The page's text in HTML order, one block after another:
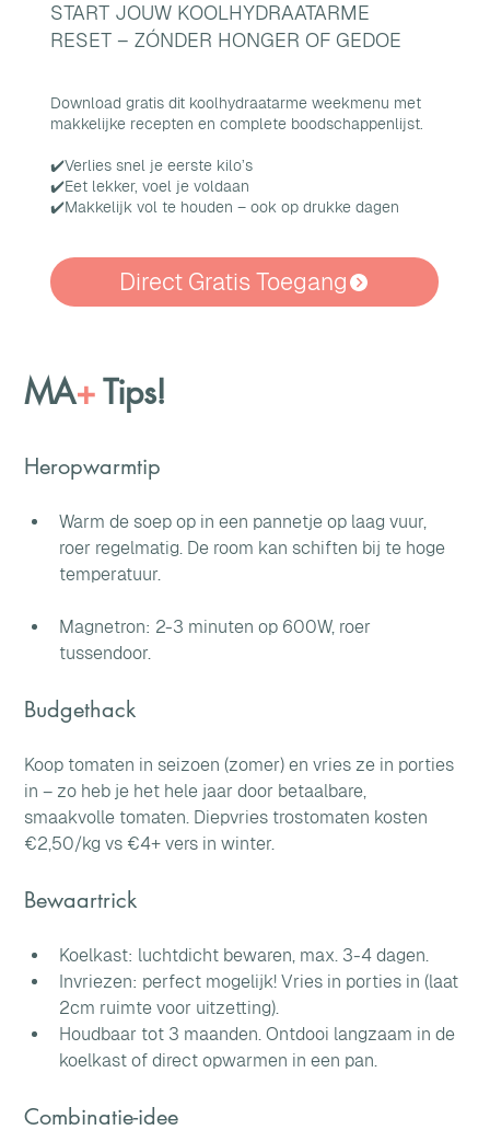
START JOUW KOOLHYDRAATARME
RESET – ZÓNDER HONGER OF GEDOE
Download gratis dit koolhydraatarme weekmenu met
makkelijke recepten en complete boodschappenlijst.
✔️Verlies snel je eerste kilo’s
✔️Eet lekker, voel je voldaan
✔️Makkelijk vol te houden – ook op drukke dagen
Direct Gratis Toegang
MA+Tips!
Heropwarmtip
Warm de soep op in een pannetje op laag vuur,
roer regelmatig. De room kan schiften bij te hoge
temperatuur.
Magnetron: 2-3 minuten op 600W, roer
tussendoor.
Budgethack
Koop tomaten in seizoen (zomer) en vries ze in porties
in – zo heb je het hele jaar door betaalbare,
smaakvolle tomaten. Diepvries trostomaten kosten
€2,50/kg vs €4+ vers in winter.
Bewaartrick
Koelkast: luchtdicht bewaren, max. 3-4 dagen.
Invriezen: perfect mogelijk! Vries in porties in (laat
2cm ruimte voor uitzetting).
Houdbaar tot 3 maanden. Ontdooi langzaam in de
koelkast of direct opwarmen in een pan.
Combinatie-idee